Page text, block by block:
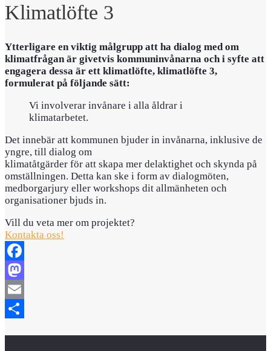
Klimatlöfte 3
Ytterligare en viktig målgrupp att ha dialog med om
klimatfrågan är givetvis kommuninvånarna och i syfte att
engagera dessa är ett klimatlöfte, klimatlöfte 3,
formulerat på följande sätt:
Vi involverar invånare i alla åldrar i
klimatarbetet.
Det innebär att kommunen bjuder in invånarna, inklusive de
yngre, till dialog om
klimatåtgärder för att skapa mer delaktighet och skynda på
omställningen. Detta kan ske i form av dialogmöten,
medborgarjury eller workshops dit allmänheten och
organisationer bjuds in.
Vill du veta mer om projektet?
Kontakta oss!
Facebook
Mastodon
Email